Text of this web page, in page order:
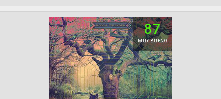
87
MUY BUENO